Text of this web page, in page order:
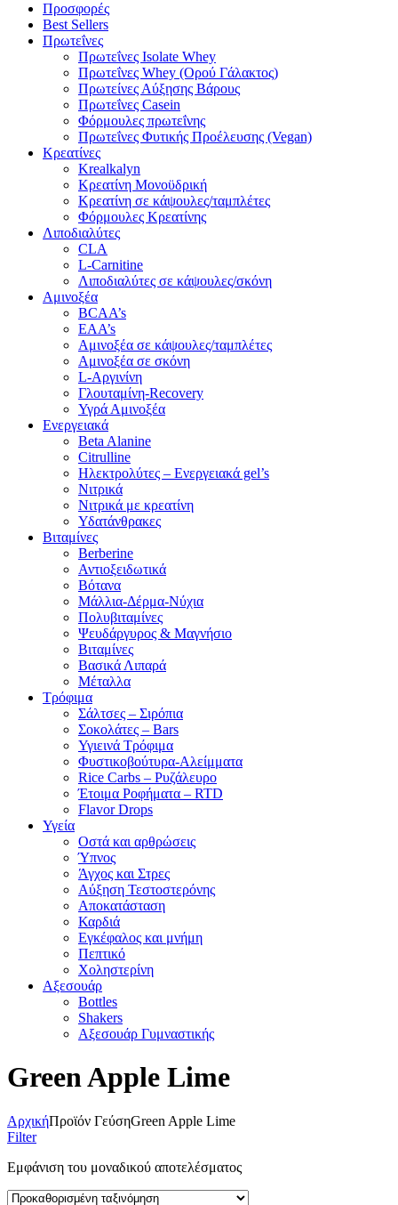
Προσφορές
Best Sellers
Πρωτεΐνες
Πρωτεΐνες Isolate Whey
Πρωτεΐνες Whey (Ορού Γάλακτος)
Πρωτείνες Αύξησης Βάρους
Πρωτεΐνες Casein
Φόρμουλες πρωτεΐνης
Πρωτεΐνες Φυτικής Προέλευσης (Vegan)
Κρεατίνες
Krealkalyn
Κρεατίνη Μονοϋδρική
Κρεατίνη σε κάψουλες/ταμπλέτες
Φόρμουλες Κρεατίνης
Λιποδιαλύτες
CLA
L-Carnitine
Λιποδιαλύτες σε κάψουλες/σκόνη
Αμινοξέα
BCAA’s
EAA’s
Αμινοξέα σε κάψουλες/ταμπλέτες
Αμινοξέα σε σκόνη
L-Αργινίνη
Γλουταμίνη-Recovery
Υγρά Αμινοξέα
Ενεργειακά
Beta Alanine
Citrulline
Ηλεκτρολύτες – Ενεργειακά gel’s
Νιτρικά
Νιτρικά με κρεατίνη
Υδατάνθρακες
Βιταμίνες
Berberine
Αντιοξειδωτικά
Βότανα
Μάλλια-Δέρμα-Νύχια
Πολυβιταμίνες
Ψευδάργυρος & Μαγνήσιο
Βιταμίνες
Βασικά Λιπαρά
Μέταλλα
Τρόφιμα
Σάλτσες – Σιρόπια
Σοκολάτες – Bars
Υγιεινά Τρόφιμα
Φυστικοβούτυρα-Αλείμματα
Rice Carbs – Ρυζάλευρο
Έτοιμα Ροφήματα – RTD
Flavor Drops
Υγεία
Οστά και αρθρώσεις
Ύπνος
Άγχος και Στρες
Αύξηση Τεστοστερόνης
Αποκατάσταση
Καρδιά
Εγκέφαλος και μνήμη
Πεπτικό
Χοληστερίνη
Αξεσουάρ
Bottles
Shakers
Αξεσουάρ Γυμναστικής
Green Apple Lime
ΑρχικήΠροϊόν ΓεύσηGreen Apple Lime
Filter
Εμφάνιση του μοναδικού αποτελέσματος